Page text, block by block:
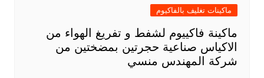
ماكينات تغليف بالفاكيوم
ماكينة فاكييوم لشفط و تفريغ الهواء من
الاكياس صناعية حجرتين بمضختين من
شركة المهندس منسي